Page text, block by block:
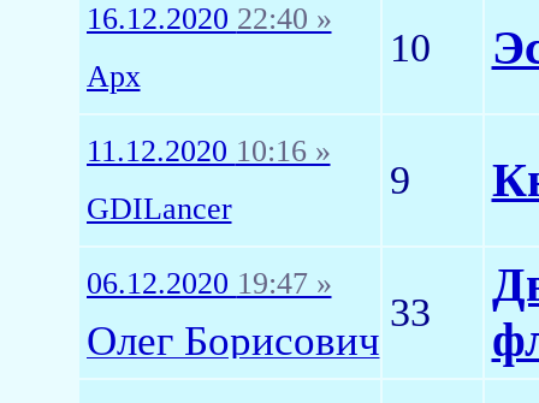
16.12.2020 22:40 »
Арх
10
11.12.2020 10:16 »
GDILancer
9
06.12.2020 19:47 »
Олег Борисович
33